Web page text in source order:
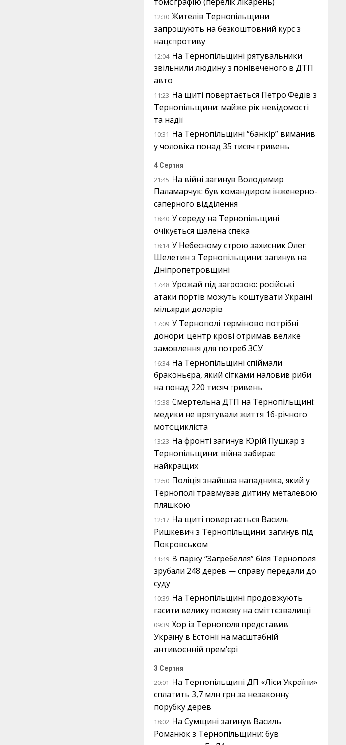
12:30 Жителів Тернопільщини
запрошують на безкоштовний курс з
нацспротиву
12:04 На Тернопільщині рятувальники
звільнили людину з понівеченого в ДТП
авто
11:23 На щиті повертається Петро Федів з
Тернопільщини: майже рік невідомості
та надії
10:31 На Тернопільщині “банкір” виманив
у чоловіка понад 35 тисяч гривень
4 Серпня
21:45 На війні загинув Володимир
Паламарчук: був командиром інженерно-
саперного відділення
18:40 У середу на Тернопільщині
очікується шалена спека
18:14 У Небесному строю захисник Олег
Шелетин з Тернопільщини: загинув на
Дніпропетровщині
17:48 Урожай під загрозою: російські
атаки портів можуть коштувати Україні
мільярди доларів
17:09 У Тернополі терміново потрібні
донори: центр крові отримав велике
замовлення для потреб ЗСУ
16:34 На Тернопільщині спіймали
браконьєра, який сітками наловив риби
на понад 220 тисяч гривень
15:38 Смертельна ДТП на Тернопільщині:
медики не врятували життя 16-річного
мотоцикліста
13:23 На фронті загинув Юрій Пушкар з
Тернопільщини: війна забирає
найкращих
12:50 Поліція знайшла нападника, який у
Тернополі травмував дитину металевою
пляшкою
12:17 На щиті повертається Василь
Ришкевич з Тернопільщини: загинув під
Покровськом
11:49 В парку “Загребелля” біля Тернополя
зрубали 248 дерев — справу передали до
суду
10:39 На Тернопільщині продовжують
гасити велику пожежу на сміттєзвалищі
09:39 Хор із Тернополя представив
Україну в Естонії на масштабній
антивоєнній прем’єрі
3 Серпня
20:01 На Тернопільщині ДП «Ліси України»
сплатить 3,7 млн грн за незаконну
порубку дерев
18:02 На Сумщині загинув Василь
Романюк з Тернопільщини: був